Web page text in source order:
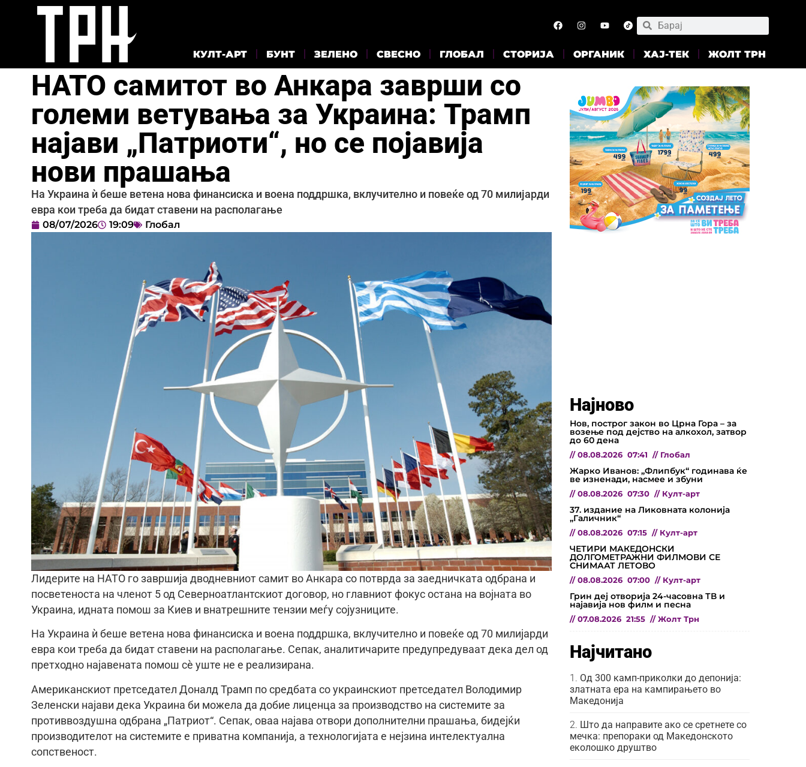
КУЛТ-АРТ БУНТ ЗЕЛЕНО СВЕСНО ГЛОБАЛ СТОРИЈА ОРГАНИК ХАЈ-ТЕК ЖОЛТ ТРН
НАТО самитот во Анкара заврши со
големи ветувања за Украина: Трамп
најави „Патриоти“, но се појавија
нови прашања
На Украина ѝ беше ветена нова финансиска и воена поддршка, вклучително и повеќе од 70 милијарди
евра кои треба да бидат ставени на располагање
08/07/2026 19:09 Глобал
Лидерите на НАТО го завршија дводневниот самит во Анкара со потврда за заедничката одбрана и
посветеноста на членот 5 од Северноатлантскиот договор, но главниот фокус остана на војната во
Украина, идната помош за Киев и внатрешните тензии меѓу сојузниците.
На Украина ѝ беше ветена нова финансиска и воена поддршка, вклучително и повеќе од 70 милијарди
евра кои треба да бидат ставени на располагање. Сепак, аналитичарите предупредуваат дека дел од
претходно најавената помош сè уште не е реализирана.
Американскиот претседател Доналд Трамп по средбата со украинскиот претседател Володимир
Зеленски најави дека Украина би можела да добие лиценца за производство на системите за
противвоздушна одбрана „Патриот“. Сепак, оваа најава отвори дополнителни прашања, бидејќи
производителот на системите е приватна компанија, а технологијата е нејзина интелектуална
сопственост.
Најново
Нов, построг закон во Црна Гора – за
возење под дејство на алкохол, затвор
до 60 дена
// 08.08.2026 07:41 // Глобал
Жарко Иванов: „Флипбук“ годинава ќе
ве изненади, насмее и збуни
// 08.08.2026 07:30 // Култ-арт
37. издание на Ликовната колонија
„Галичник“
// 08.08.2026 07:15 // Култ-арт
ЧЕТИРИ МАКЕДОНСКИ
ДОЛГОМЕТРАЖНИ ФИЛМОВИ СЕ
СНИМААТ ЛЕТОВО
// 08.08.2026 07:00 // Култ-арт
Грин деј отворија 24-часовна ТВ и
најавија нов филм и песна
// 07.08.2026 21:55 // Жолт Трн
Најчитано
Од 300 камп-приколки до депонија:
златната ера на кампирањето во
Македонија
Што да направите ако се сретнете со
мечка: препораки од Македонското
еколошко друштво